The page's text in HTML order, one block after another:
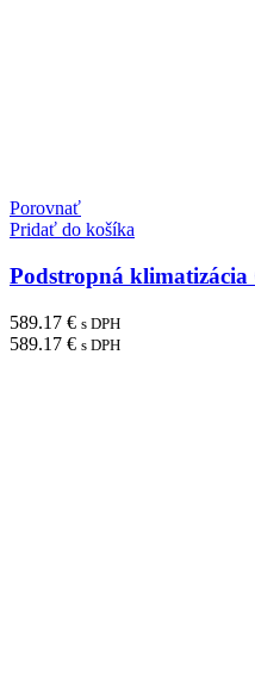
Porovnať
Pridať do košíka
Podstropná
589.17 € s DPH
589.17 € s DPH